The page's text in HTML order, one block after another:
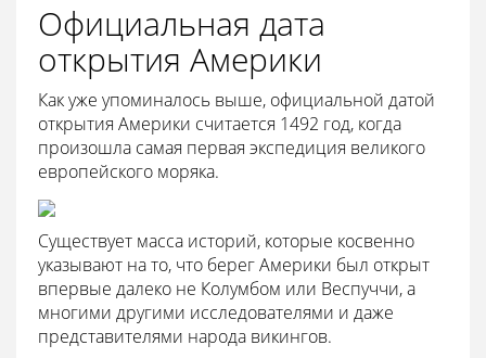
Официальная дата
открытия Америки
Как уже упоминалось выше, официальной датой
открытия Америки считается 1492 год, когда
произошла самая первая экспедиция великого
европейского моряка.
Существует масса историй, которые косвенно
указывают на то, что берег Америки был открыт
впервые далеко не Колумбом или Веспуччи, а
многими другими исследователями и даже
представителями народа викингов.